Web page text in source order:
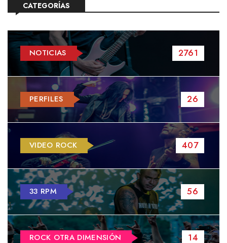
CATEGORÍAS
NOTICIAS 2761
PERFILES 26
VIDEO ROCK 407
33 RPM 56
ROCK OTRA DIMENSIÓN 14